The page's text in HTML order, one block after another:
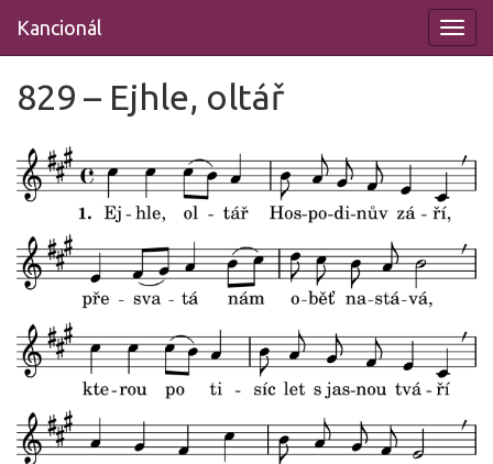
na
Kancionál
829 – Ejhle, oltář